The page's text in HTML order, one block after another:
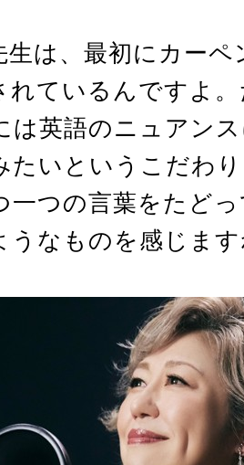
生は、最初にカーペ
れているんですよ
は英語のニュアン
たいというこだわ
一つの言葉をたど
うなものを感じま